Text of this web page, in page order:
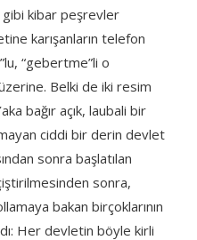
gibi kibar peşrevler
karışanların telefon
“gebertme”li o
Belki de iki resim
bağır açık, laubali bir
ciddi bir derin devlet
sonra başlatılan
sonra,
bakan birçoklarının
Her devletin böyle kirli